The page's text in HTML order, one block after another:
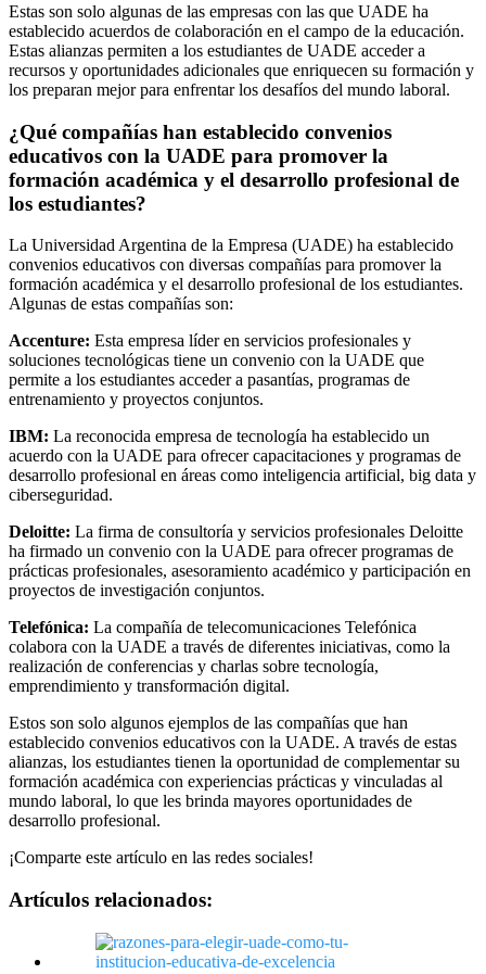
Estas son solo algunas de las empresas con las que UADE ha
establecido acuerdos de colaboración en el campo de la educación.
Estas alianzas permiten a los estudiantes de UADE acceder a
recursos y oportunidades adicionales que enriquecen su formación y
los preparan mejor para enfrentar los desafíos del mundo laboral.
¿Qué compañías han establecido convenios
educativos con la UADE para promover la
formación académica y el desarrollo profesional de
los estudiantes?
La Universidad Argentina de la Empresa (UADE) ha establecido
convenios educativos con diversas compañías para promover la
formación académica y el desarrollo profesional de los estudiantes.
Algunas de estas compañías son:
Accenture: Esta empresa líder en servicios profesionales y
soluciones tecnológicas tiene un convenio con la UADE que
permite a los estudiantes acceder a pasantías, programas de
entrenamiento y proyectos conjuntos.
IBM: La reconocida empresa de tecnología ha establecido un
acuerdo con la UADE para ofrecer capacitaciones y programas de
desarrollo profesional en áreas como inteligencia artificial, big data y
ciberseguridad.
Deloitte: La firma de consultoría y servicios profesionales Deloitte
ha firmado un convenio con la UADE para ofrecer programas de
prácticas profesionales, asesoramiento académico y participación en
proyectos de investigación conjuntos.
Telefónica: La compañía de telecomunicaciones Telefónica
colabora con la UADE a través de diferentes iniciativas, como la
realización de conferencias y charlas sobre tecnología,
emprendimiento y transformación digital.
Estos son solo algunos ejemplos de las compañías que han
establecido convenios educativos con la UADE. A través de estas
alianzas, los estudiantes tienen la oportunidad de complementar su
formación académica con experiencias prácticas y vinculadas al
mundo laboral, lo que les brinda mayores oportunidades de
desarrollo profesional.
¡Comparte este artículo en las redes sociales!
Artículos relacionados: